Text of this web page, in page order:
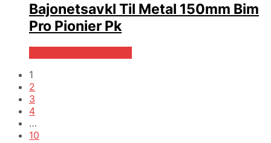
Bajonetsavkl Til Metal 150mm Bim
Pro Pionier Pk
1
2
3
4
…
10